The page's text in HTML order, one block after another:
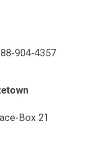
904-4357
Box 21